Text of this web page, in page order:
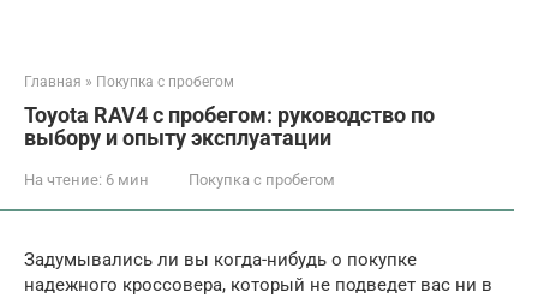
Главная » Покупка с пробегом
Toyota RAV4 с пробегом: руководство по
выбору и опыту эксплуатации
На чтение: 6 мин Покупка с пробегом
Задумывались ли вы когда-нибудь о покупке
надежного кроссовера, который не подведет вас ни в